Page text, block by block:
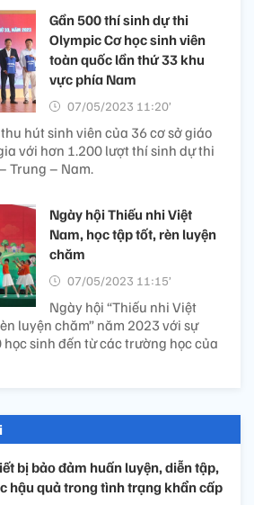
Gần 500 thí sinh dự thi
Olympic Cơ học sinh viên
toàn quốc lần thứ 33 khu
vực phía Nam
07/05/2023 11:20’
hút sinh viên của 36 cơ sở giáo
với hơn 1.200 lượt thí sinh dự thi
Trung – Nam.
Ngày hội Thiếu nhi Việt
Nam, học tập tốt, rèn luyện
chăm
07/05/2023 11:15’
Ngày hội “Thiếu nhi Việt
luyện chăm” năm 2023 với sự
sinh đến từ các trường học của
bị bảo đảm huấn luyện, diễn tập,
hậu quả trong tình trạng khẩn cấp